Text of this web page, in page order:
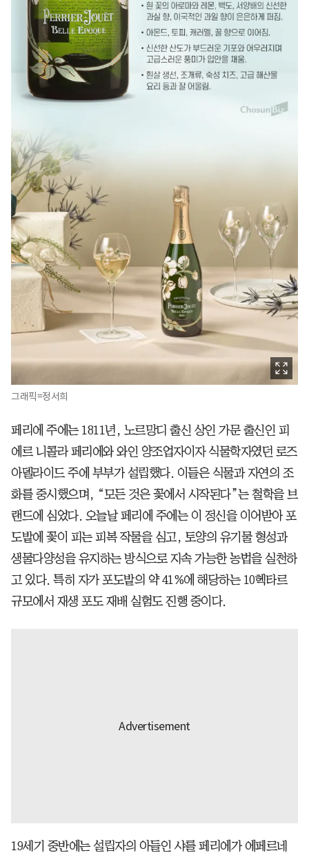
그래픽=정서희
페리에 주에는 1811년, 노르망디 출신 상인 가문 출신인 피
에르 니콜라 페리에와 와인 양조업자이자 식물학자였던 로즈
아델라이드 주에 부부가 설립했다. 이들은 식물과 자연의 조
화를 중시했으며, “모든 것은 꽃에서 시작된다”는 철학을 브
랜드에 심었다. 오늘날 페리에 주에는 이 정신을 이어받아 포
도밭에 꽃이 피는 피복 작물을 심고, 토양의 유기물 형성과
생물다양성을 유지하는 방식으로 지속 가능한 농법을 실천하
고 있다. 특히 자가 포도밭의 약 41%에 해당하는 10헥타르
규모에서 재생 포도 재배 실험도 진행 중이다.
19세기 중반에는 설립자의 아들인 샤를 페리에가 에페르네